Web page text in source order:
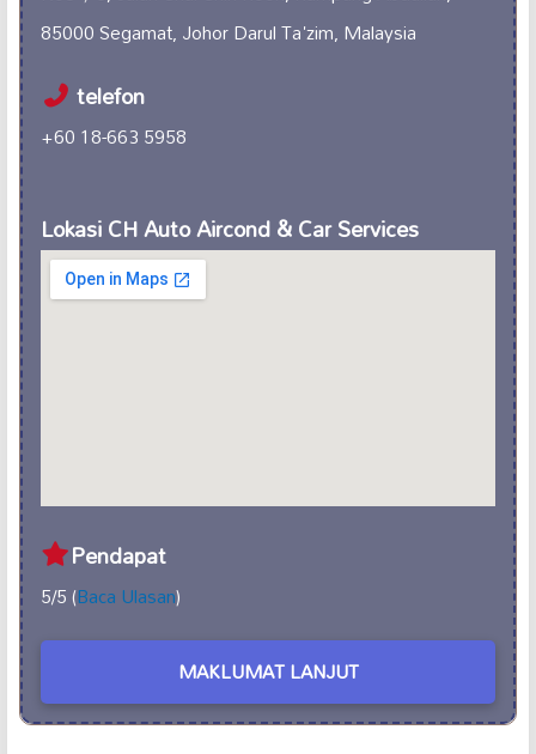
85000 Segamat, Johor Darul Ta'zim, Malaysia
telefon
+60 18-663 5958
Lokasi CH Auto Aircond & Car Services
Pendapat
5/5 (Baca Ulasan)
MAKLUMAT LANJUT